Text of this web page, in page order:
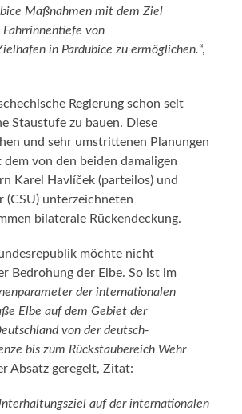
Maßnahmen mit dem Ziel
von
in Pardubice zu ermöglichen.“,
Regierung schon seit
Staustufe zu bauen. Diese
und sehr umstrittenen Planungen
von den beiden damaligen
Karel Havlíček (parteilos) und
(CSU) unterzeichneten
bilaterale Rückendeckung.
möchte nicht
Bedrohung der Elbe. So ist im
der internationalen
Elbe auf dem Gebiet der
von der deutsch-
bis zum Rückstaubereich Wehr
Absatz geregelt, Zitat:
auf der internationalen